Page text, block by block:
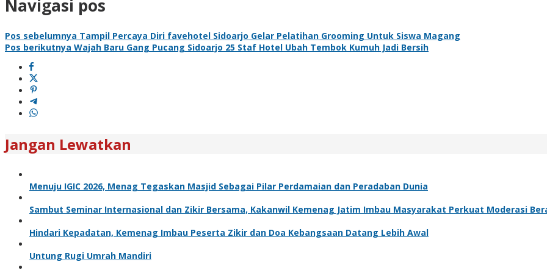
Navigasi pos
Pos sebelumnya Tampil Percaya Diri favehotel Sidoarjo Gelar Pelatihan Grooming Untuk Siswa Magang
Pos berikutnya Wajah Baru Gang Pucang Sidoarjo 25 Staf Hotel Ubah Tembok Kumuh Jadi Bersih
Jangan Lewatkan
Menuju IGIC 2026, Menag Tegaskan Masjid Sebagai Pilar Perdamaian dan Peradaban Dunia
Sambut Seminar Internasional dan Zikir Bersama, Kakanwil Kemenag Jatim Imbau Masyarakat Perkuat Moderasi
Hindari Kepadatan, Kemenag Imbau Peserta Zikir dan Doa Kebangsaan Datang Lebih Awal
Untung Rugi Umrah Mandiri